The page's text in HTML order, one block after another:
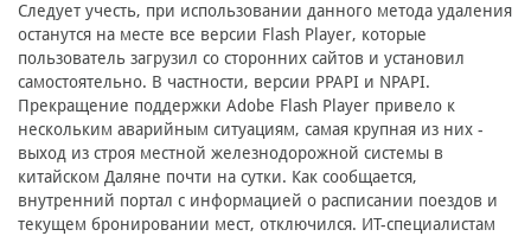
Следует учесть, при использовании данного метода удаления
останутся на месте все версии Flash Player, которые
пользователь загрузил со сторонних сайтов и установил
самостоятельно. В частности, версии PPAPI и NPAPI.
Прекращение поддержки Adobe Flash Player привело к
нескольким аварийным ситуациям, самая крупная из них -
выход из строя местной железнодорожной системы в
китайском Даляне почти на сутки. Как сообщается,
внутренний портал с информацией о расписании поездов и
текущем бронировании мест, отключился. ИТ-специалистам